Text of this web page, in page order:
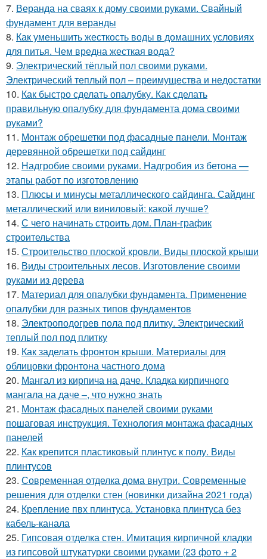
7. Веранда на сваях к дому своими руками. Свайный
фундамент для веранды
8. Как уменьшить жесткость воды в домашних условиях
для питья. Чем вредна жесткая вода?
9. Электрический тёплый пол своими руками.
Электрический теплый пол – преимущества и недостатки
10. Как быстро сделать опалубку. Как сделать
правильную опалубку для фундамента дома своими
руками?
11. Монтаж обрешетки под фасадные панели. Монтаж
деревянной обрешетки под сайдинг
12. Надгробие своими руками. Надгробия из бетона —
этапы работ по изготовлению
13. Плюсы и минусы металлического сайдинга. Сайдинг
металлический или виниловый: какой лучше?
14. С чего начинать строить дом. План-график
строительства
15. Строительство плоской кровли. Виды плоской крыши
16. Виды строительных лесов. Изготовление своими
руками из дерева
17. Материал для опалубки фундамента. Применение
опалубки для разных типов фундаментов
18. Электроподогрев пола под плитку. Электрический
теплый пол под плитку
19. Как заделать фронтон крыши. Материалы для
облицовки фронтона частного дома
20. Мангал из кирпича на даче. Кладка кирпичного
мангала на даче –, что нужно знать
21. Монтаж фасадных панелей своими руками
пошаговая инструкция. Технология монтажа фасадных
панелей
22. Как крепится пластиковый плинтус к полу. Виды
плинтусов
23. Современная отделка дома внутри. Современные
решения для отделки стен (новинки дизайна 2021 года)
24. Крепление пвх плинтуса. Установка плинтуса без
кабель-канала
25. Гипсовая отделка стен. Имитация кирпичной кладки
из гипсовой штукатурки своими руками (23 фото + 2